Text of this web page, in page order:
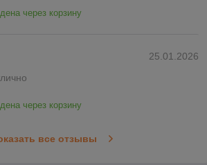
через корзину
25.01.2026
через корзину
все отзывы